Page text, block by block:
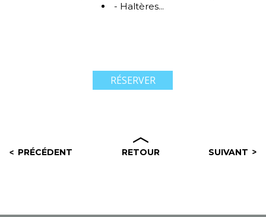
- Haltères...
RÉSERVER
SUIVANT
PRÉCÉDENT RETOUR